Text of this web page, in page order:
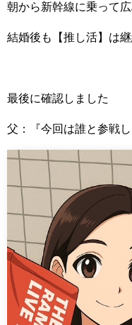
朝から新幹線に乗って
結婚後も【推し活】は
最後に確認しました
父：『今回は誰と参戦し